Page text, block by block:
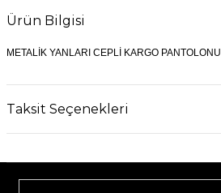
Ürün Bilgisi
METALİK YANLARI CEPLİ KARGO PANTOLONU
Taksit Seçenekleri